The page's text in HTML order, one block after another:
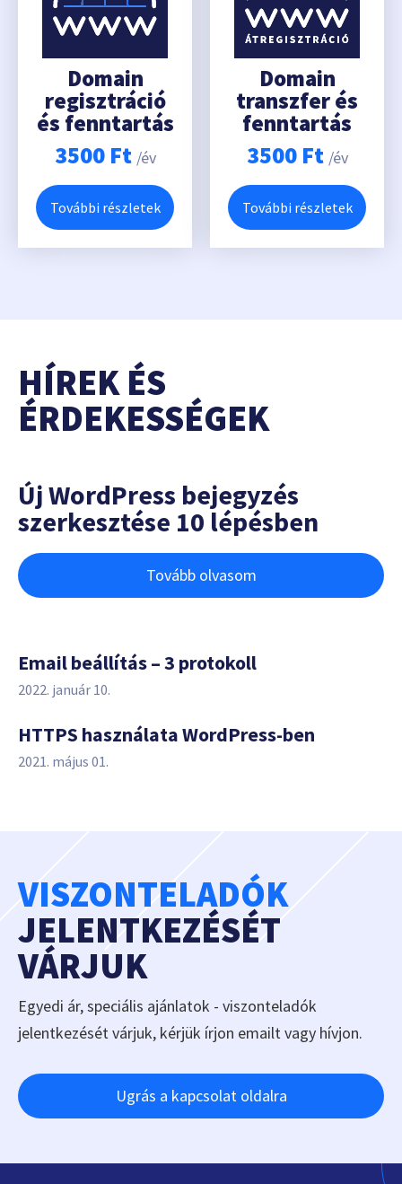
Domain
regisztráció
és fenntartás
3500 Ft /év
További részletek
Domain
transzfer és
fenntartás
3500 Ft /év
További részletek
HÍREK ÉS
ÉRDEKESSÉGEK
Új WordPress bejegyzés
szerkesztése 10 lépésben
Tovább olvasom
Email beállítás – 3 protokoll
2022. január 10.
HTTPS használata WordPress-ben
2021. május 01.
VISZONTELADÓK
JELENTKEZÉSÉT
VÁRJUK
Egyedi ár, speciális ajánlatok - viszonteladók
jelentkezését várjuk, kérjük írjon emailt vagy hívjon.
Ugrás a kapcsolat oldalra